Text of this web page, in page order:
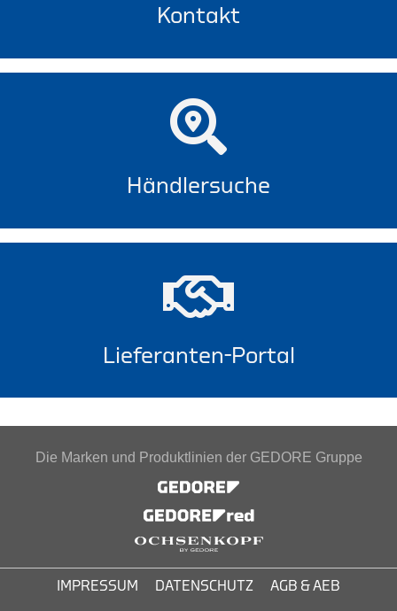
Kontakt
Händlersuche
Lieferanten-Portal
Die Marken und Produktlinien der GEDORE Gruppe
IMPRESSUM DATENSCHUTZ AGB & AEB